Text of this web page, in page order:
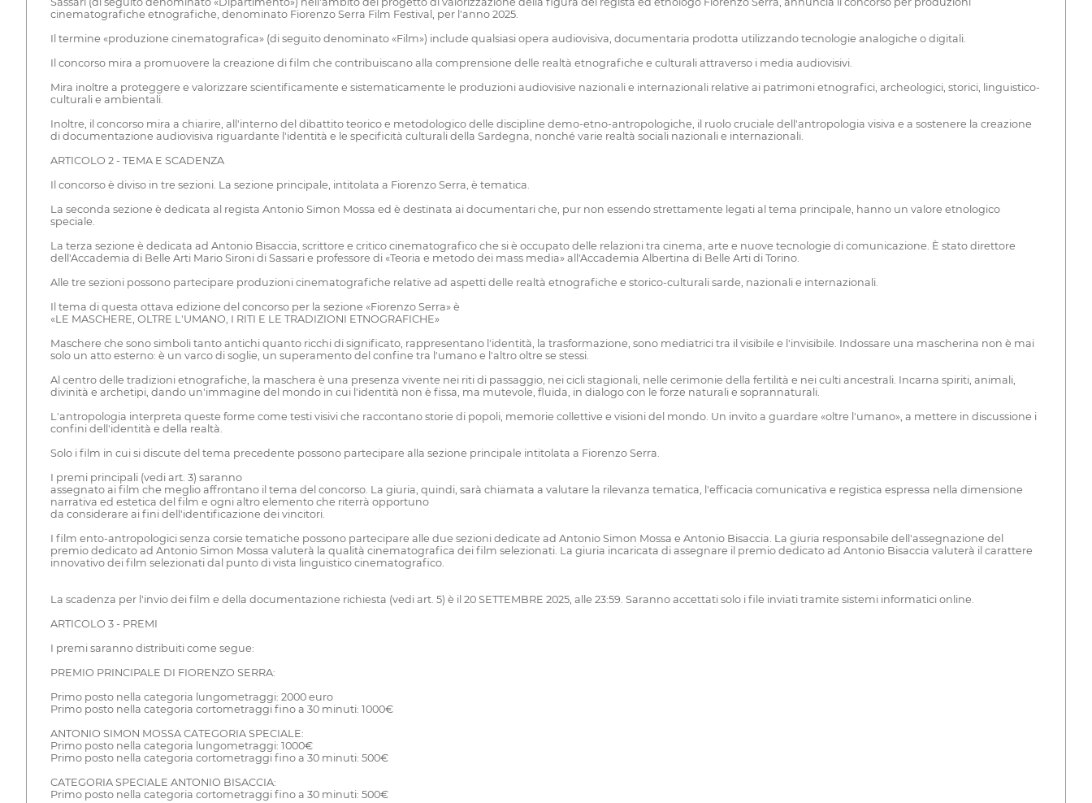
cinematografiche etnografiche, denominato Fiorenzo Serra Film Festival, per l'anno 2025.
Il termine «produzione cinematografica» (di seguito denominato «Film») include qualsiasi opera audiovisiva, documentaria prodotta utilizzando tecnologie analogiche o digitali.
Il concorso mira a promuovere la creazione di film che contribuiscano alla comprensione delle realtà etnografiche e culturali attraverso i media audiovisivi.
Mira inoltre a proteggere e valorizzare scientificamente e sistematicamente le produzioni audiovisive nazionali e internazionali relative ai patrimoni etnografici, archeologici, storici, linguistico-
culturali e ambientali.
Inoltre, il concorso mira a chiarire, all'interno del dibattito teorico e metodologico delle discipline demo-etno-antropologiche, il ruolo cruciale dell'antropologia visiva e a sostenere la creazione
di documentazione audiovisiva riguardante l'identità e le specificità culturali della Sardegna, nonché varie realtà sociali nazionali e internazionali.
ARTICOLO 2 - TEMA E SCADENZA
Il concorso è diviso in tre sezioni. La sezione principale, intitolata a Fiorenzo Serra, è tematica.
La seconda sezione è dedicata al regista Antonio Simon Mossa ed è destinata ai documentari che, pur non essendo strettamente legati al tema principale, hanno un valore etnologico
speciale.
La terza sezione è dedicata ad Antonio Bisaccia, scrittore e critico cinematografico che si è occupato delle relazioni tra cinema, arte e nuove tecnologie di comunicazione. È stato direttore
dell'Accademia di Belle Arti Mario Sironi di Sassari e professore di «Teoria e metodo dei mass media» all'Accademia Albertina di Belle Arti di Torino.
Alle tre sezioni possono partecipare produzioni cinematografiche relative ad aspetti delle realtà etnografiche e storico-culturali sarde, nazionali e internazionali.
Il tema di questa ottava edizione del concorso per la sezione «Fiorenzo Serra» è
«LE MASCHERE, OLTRE L'UMANO, I RITI E LE TRADIZIONI ETNOGRAFICHE»
Maschere che sono simboli tanto antichi quanto ricchi di significato, rappresentano l'identità, la trasformazione, sono mediatrici tra il visibile e l'invisibile. Indossare una mascherina non è mai
solo un atto esterno: è un varco di soglie, un superamento del confine tra l'umano e l'altro oltre se stessi.
Al centro delle tradizioni etnografiche, la maschera è una presenza vivente nei riti di passaggio, nei cicli stagionali, nelle cerimonie della fertilità e nei culti ancestrali. Incarna spiriti, animali,
divinità e archetipi, dando un'immagine del mondo in cui l'identità non è fissa, ma mutevole, fluida, in dialogo con le forze naturali e soprannaturali.
L'antropologia interpreta queste forme come testi visivi che raccontano storie di popoli, memorie collettive e visioni del mondo. Un invito a guardare «oltre l'umano», a mettere in discussione i
confini dell'identità e della realtà.
Solo i film in cui si discute del tema precedente possono partecipare alla sezione principale intitolata a Fiorenzo Serra.
I premi principali (vedi art. 3) saranno
assegnato ai film che meglio affrontano il tema del concorso. La giuria, quindi, sarà chiamata a valutare la rilevanza tematica, l'efficacia comunicativa e registica espressa nella dimensione
narrativa ed estetica del film e ogni altro elemento che riterrà opportuno
da considerare ai fini dell'identificazione dei vincitori.
I film ento-antropologici senza corsie tematiche possono partecipare alle due sezioni dedicate ad Antonio Simon Mossa e Antonio Bisaccia. La giuria responsabile dell'assegnazione del
premio dedicato ad Antonio Simon Mossa valuterà la qualità cinematografica dei film selezionati. La giuria incaricata di assegnare il premio dedicato ad Antonio Bisaccia valuterà il carattere
innovativo dei film selezionati dal punto di vista linguistico cinematografico.
La scadenza per l'invio dei film e della documentazione richiesta (vedi art. 5) è il 20 SETTEMBRE 2025, alle 23:59. Saranno accettati solo i file inviati tramite sistemi informatici online.
ARTICOLO 3 - PREMI
I premi saranno distribuiti come segue:
PREMIO PRINCIPALE DI FIORENZO SERRA:
Primo posto nella categoria lungometraggi: 2000 euro
Primo posto nella categoria cortometraggi fino a 30 minuti: 1000€
ANTONIO SIMON MOSSA CATEGORIA SPECIALE:
Primo posto nella categoria lungometraggi: 1000€
Primo posto nella categoria cortometraggi fino a 30 minuti: 500€
CATEGORIA SPECIALE ANTONIO BISACCIA:
Primo posto nella categoria cortometraggi fino a 30 minuti: 500€